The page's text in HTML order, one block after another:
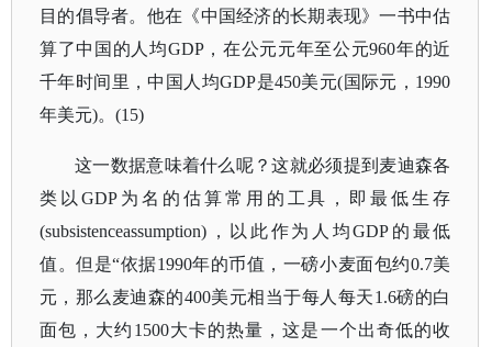
目的倡导者。他在《中国经济的长期表现》一书中估
算了中国的人均GDP，在公元元年至公元960年的近
千年时间里，中国人均GDP是450美元(国际元，1990
年美元)。(15)
这一数据意味着什么呢？这就必须提到麦迪森各
类以GDP为名的估算常用的工具，即最低生存
(subsistenceassumption)，以此作为人均GDP的最低
值。但是“依据1990年的币值，一磅小麦面包约0.7美
元，那么麦迪森的400美元相当于每人每天1.6磅的白
面包，大约1500大卡的热量，这是一个出奇低的收